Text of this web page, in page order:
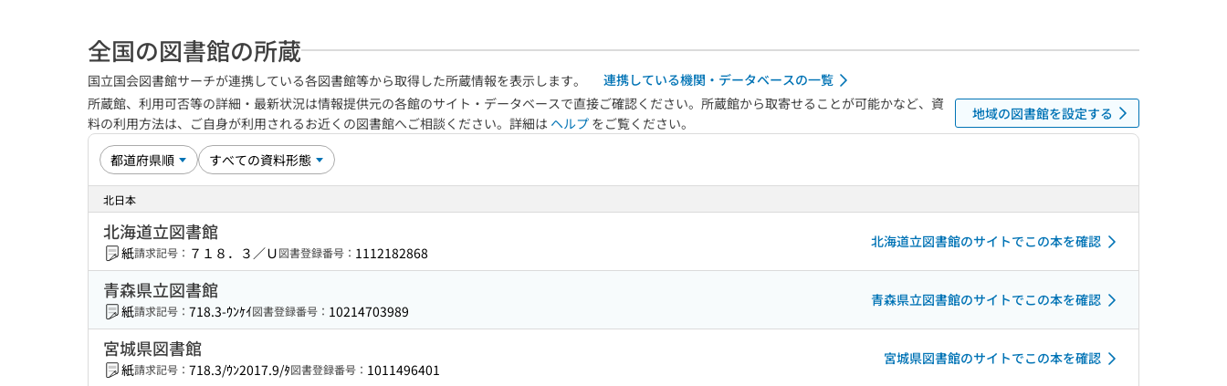
全国の図書館の所蔵
国立国会図書館サーチが連携している各図書館等から取得した所蔵情報を表示します。
連携している機関・データベースの一覧
所蔵館、利用可否等の詳細・最新状況は情報提供元の各館のサイト・データベースで直接ご確認ください。所蔵館から取寄せることが可能かなど、資
料の利用方法は、ご自身が利用されるお近くの図書館へご相談ください。詳細は ヘルプ をご覧ください。
地域の図書館を設定する
北日本
北海道立図書館
紙請求記号： ７１８．３／Ｕ図書登録番号： 1112182868
北海道立図書館のサイトでこの本を確認
青森県立図書館
紙請求記号： 718.3-ｳﾝｹｲ図書登録番号： 10214703989
青森県立図書館のサイトでこの本を確認
宮城県図書館
紙請求記号： 718.3/ｳﾝ2017.9/ﾀ図書登録番号： 1011496401
宮城県図書館のサイトでこの本を確認